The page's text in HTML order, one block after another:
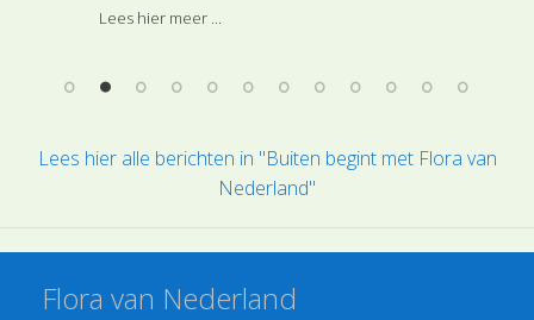
blijvend doornat.
Lees hier meer ...
Lees hier alle berichten in "Buiten begint met Flora van
Nederland"
Flora van Nederland